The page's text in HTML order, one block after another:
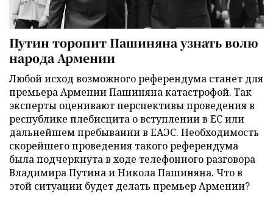
Путин торопит Пашиняна узнать волю
народа Армении
Любой исход возможного референдума станет для
премьера Армении Пашиняна катастрофой. Так
эксперты оценивают перспективы проведения в
республике плебисцита о вступлении в ЕС или
дальнейшем пребывании в ЕАЭС. Необходимость
скорейшего проведения такого референдума
была подчеркнута в ходе телефонного разговора
Владимира Путина и Никола Пашиняна. Что в
этой ситуации будет делать премьер Армении?